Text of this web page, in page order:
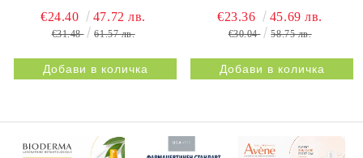
НАТУРПРОДУКТ |
BESTIFLEX 12G 30s
€24.40 47.72 лв.
€31.48 61.57 лв.
BESTIFLEX JOINTS 30s
NATURPRODUKT
€23.36 45.69 лв.
€30.04 58.75 лв.